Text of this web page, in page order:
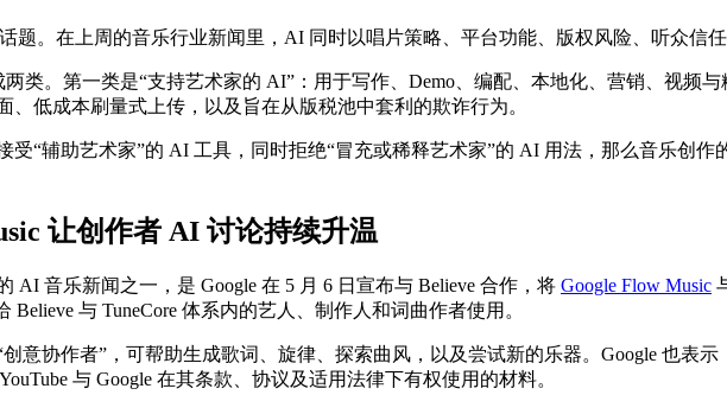
题。在上周的音乐行业新闻里，AI 同时以唱片策略、平台功能、版权风险、听众信
类。第一类是“支持艺术家的 AI”：用于写作、Demo、编配、本地化、营销、视频
低成本刷量式上传，以及旨在从版税池中套利的欺诈行为。
受“辅助艺术家”的 AI 工具，同时拒绝“冒充或稀释艺术家”的 AI 用法，那么音乐创
让创作者 AI 讨论持续升温
AI 音乐新闻之一，是 Google 在 5 月 6 日宣布与 Believe 合作，将 Google Flow Music
Believe 与 TuneCore 体系内的艺人、制作人和词曲作者使用。
意协作者”，可帮助生成歌词、旋律、探索曲风，以及尝试新的乐器。Google 也表
与 Google 在其条款、协议及适用法律下有权使用的材料。